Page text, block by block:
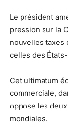
Le président
pression sur la
nouvelles taxes
celles des
Cet ultimatum
commerciale,
oppose les
mondiales.